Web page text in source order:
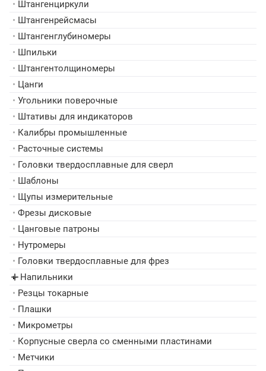
• Штангенциркули
• Штангенрейсмасы
• Штангенглубиномеры
• Шпильки
• Штангентолщиномеры
• Цанги
• Угольники поверочные
• Штативы для индикаторов
• Калибры промышленные
• Расточные системы
• Головки твердосплавные для сверл
• Шаблоны
• Щупы измерительные
• Фрезы дисковые
• Цанговые патроны
• Нутромеры
• Головки твердосплавные для фрез
▸ Напильники
• Резцы токарные
• Плашки
• Микрометры
• Корпусные сверла со сменными пластинами
• Метчики